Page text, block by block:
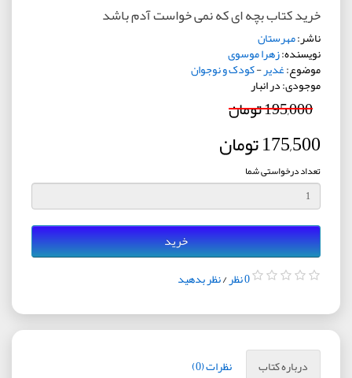
خرید کتاب بچه‌ ای که نمی‌ خواست آدم باشد
ناشر:مهرستان
نویسنده:زهرا موسوی
موضوع:غدیر-کودک و نوجوان
موجودی: در انبار
195,000 تومان
175,500 تومان
تعداد درخواستی شما
خرید
0 نظر /نظر بدهید
درباره کتاب نظرات (0)